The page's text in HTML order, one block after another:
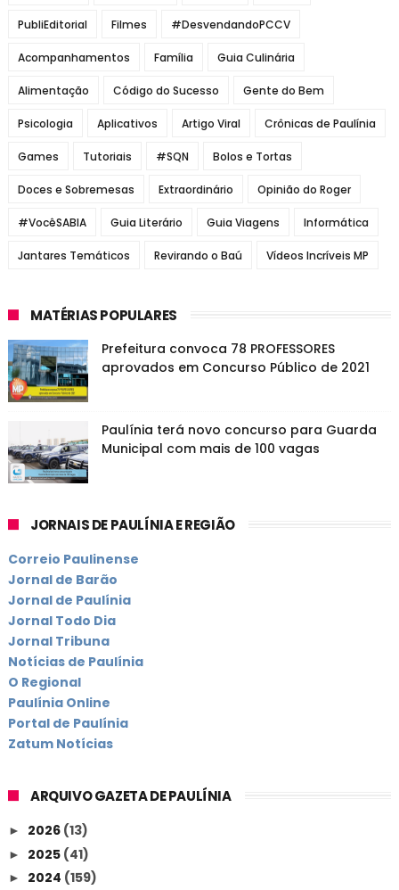
PubliEditorial Filmes #DesvendandoPCCV
Acompanhamentos Família Guia Culinária
Alimentação Código do Sucesso Gente do Bem
Psicologia Aplicativos Artigo Viral Crônicas de Paulínia
Games Tutoriais #SQN Bolos e Tortas
Doces e Sobremesas Extraordinário Opinião do Roger
#VocêSABIA Guia Literário Guia Viagens Informática
Jantares Temáticos Revirando o Baú Vídeos Incríveis MP
MATÉRIAS POPULARES
Prefeitura convoca 78 PROFESSORES
aprovados em Concurso Público de 2021
Paulínia terá novo concurso para Guarda
Municipal com mais de 100 vagas
JORNAIS DE PAULÍNIA E REGIÃO
Correio Paulinense
Jornal de Barão
Jornal de Paulínia
Jornal Todo Dia
Jornal Tribuna
Notícias de Paulínia
O Regional
Paulínia Online
Portal de Paulínia
Zatum Notícias
ARQUIVO GAZETA DE PAULÍNIA
► 2026 (13)
► 2025 (41)
► 2024 (159)